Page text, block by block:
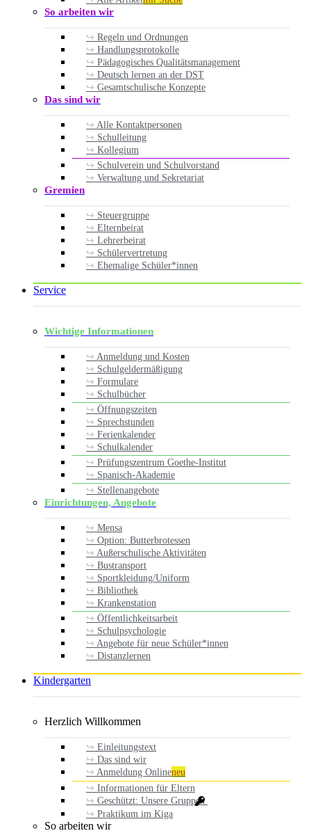
So arbeiten wir
Regeln und Ordnungen
Handlungsprotokolle
Pädagogisches Qualitätsmanagement
Deutsch lernen an der DST
Gesamtschulische Konzepte
Das sind wir
Alle Kontaktpersonen
Schulleitung
Kollegium
Schulverein und Schulvorstand
Verwaltung und Sekretariat
Gremien
Steuergruppe
Elternbeirat
Lehrerbeirat
Schülervertretung
Ehemalige Schüler*innen
Service
Wichtige Informationen
Anmeldung und Kosten
Schulgeldermäßigung
Formulare
Schulbücher
Öffnungszeiten
Sprechstunden
Ferienkalender
Schulkalender
Prüfungszentrum Goethe-Institut
Spanisch-Akademie
Stellenangebote
Einrichtungen, Angebote
Mensa
Option: Butterbrotessen
Außerschulische Aktivitäten
Bustransport
Sportkleidung/Uniform
Bibliothek
Krankenstation
Öffentlichkeitsarbeit
Schulpsychologie
Angebote für neue Schüler*innen
Distanzlernen
Kindergarten
Herzlich Willkommen
Einleitungstext
Das sind wir
Anmeldung Onlineneu
Informationen für Eltern
Geschützt: Unsere Gruppen
Praktikum im Kiga
So arbeiten wir